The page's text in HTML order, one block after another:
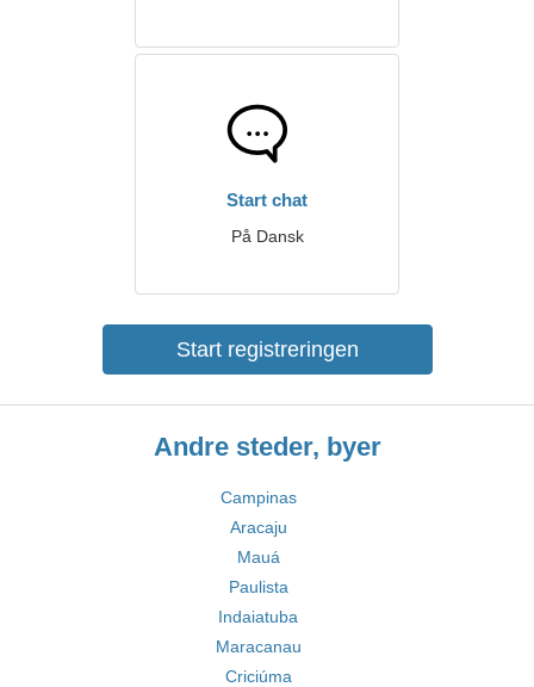
Start chat
På Dansk
Start registreringen
Andre steder, byer
Campinas
Aracaju
Mauá
Paulista
Indaiatuba
Maracanau
Criciúma